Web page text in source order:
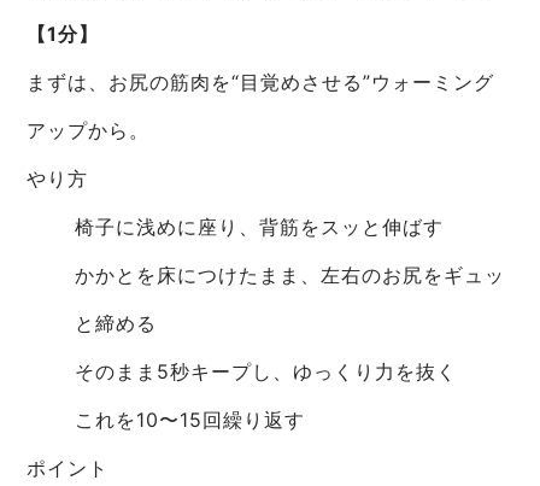
【1分】
まずは、お尻の筋肉を“目覚めさせる”ウォーミング
アップから。
やり方
椅子に浅めに座り、背筋をスッと伸ばす
かかとを床につけたまま、左右のお尻をギュッ
と締める
そのまま5秒キープし、ゆっくり力を抜く
これを10〜15回繰り返す
ポイント